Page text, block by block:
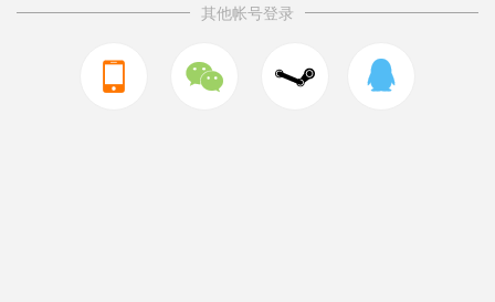
其他帐号登录
  